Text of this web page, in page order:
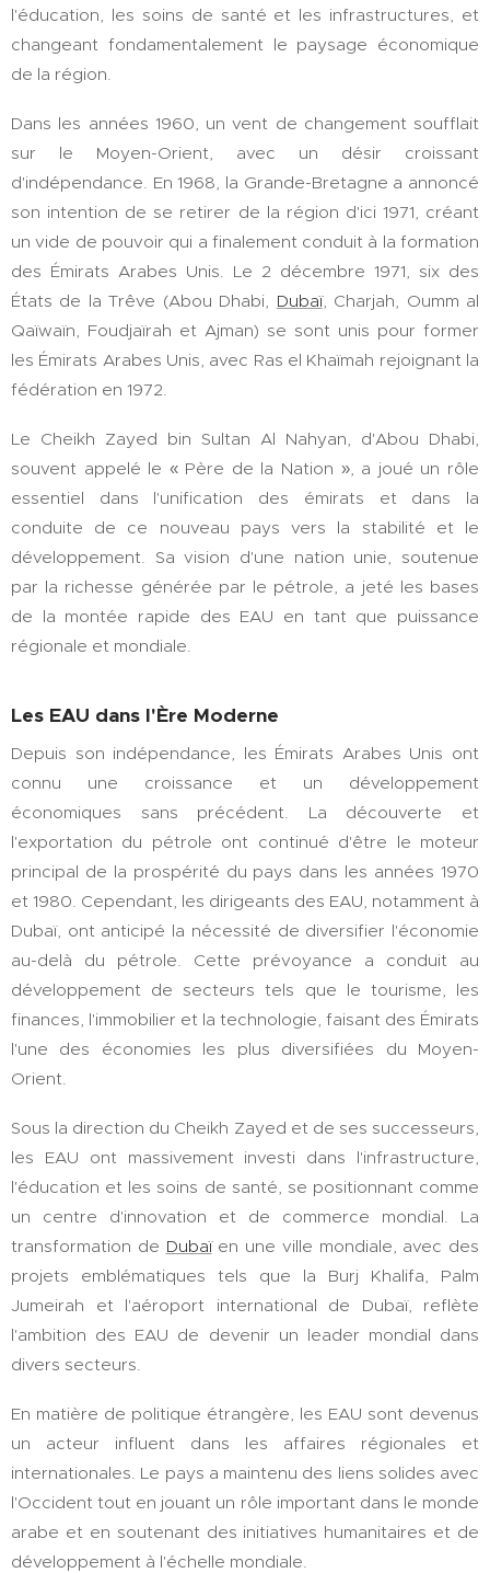
l'éducation, les soins de santé et les infrastructures, et
changeant fondamentalement le paysage économique
de la région.
Dans les années 1960, un vent de changement soufflait
sur le Moyen-Orient, avec un désir croissant
d'indépendance. En 1968, la Grande-Bretagne a annoncé
son intention de se retirer de la région d'ici 1971, créant
un vide de pouvoir qui a finalement conduit à la formation
des Émirats Arabes Unis. Le 2 décembre 1971, six des
États de la Trêve (Abou Dhabi, Dubaï, Charjah, Oumm al
Qaïwaïn, Foudjaïrah et Ajman) se sont unis pour former
les Émirats Arabes Unis, avec Ras el Khaïmah rejoignant la
fédération en 1972.
Le Cheikh Zayed bin Sultan Al Nahyan, d'Abou Dhabi,
souvent appelé le « Père de la Nation », a joué un rôle
essentiel dans l'unification des émirats et dans la
conduite de ce nouveau pays vers la stabilité et le
développement. Sa vision d'une nation unie, soutenue
par la richesse générée par le pétrole, a jeté les bases
de la montée rapide des EAU en tant que puissance
régionale et mondiale.
Les EAU dans l'Ère Moderne
Depuis son indépendance, les Émirats Arabes Unis ont
connu une croissance et un développement
économiques sans précédent. La découverte et
l'exportation du pétrole ont continué d'être le moteur
principal de la prospérité du pays dans les années 1970
et 1980. Cependant, les dirigeants des EAU, notamment à
Dubaï, ont anticipé la nécessité de diversifier l'économie
au-delà du pétrole. Cette prévoyance a conduit au
développement de secteurs tels que le tourisme, les
finances, l'immobilier et la technologie, faisant des Émirats
l'une des économies les plus diversifiées du Moyen-
Orient.
Sous la direction du Cheikh Zayed et de ses successeurs,
les EAU ont massivement investi dans l'infrastructure,
l'éducation et les soins de santé, se positionnant comme
un centre d'innovation et de commerce mondial. La
transformation de Dubaïen une ville mondiale, avec des
projets emblématiques tels que la Burj Khalifa, Palm
Jumeirah et l'aéroport international de Dubaï, reflète
l'ambition des EAU de devenir un leader mondial dans
divers secteurs.
En matière de politique étrangère, les EAU sont devenus
un acteur influent dans les affaires régionales et
internationales. Le pays a maintenu des liens solides avec
l'Occident tout en jouant un rôle important dans le monde
arabe et en soutenant des initiatives humanitaires et de
développement à l'échelle mondiale.